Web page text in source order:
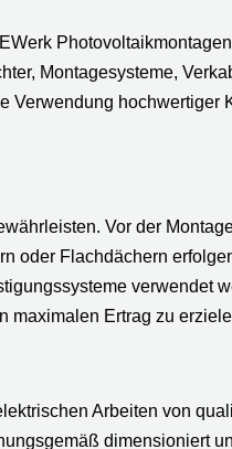
Montagesysteme,
Verwendung hochwertiger
Vor der
oder Flachdächern
verwendet
maximalen Ertrag zu
Arbeiten von
dimensioniert